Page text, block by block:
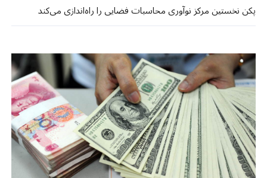
پکن نخستین مرکز نوآوری محاسبات فضایی را راه‌اندازی می‌کند